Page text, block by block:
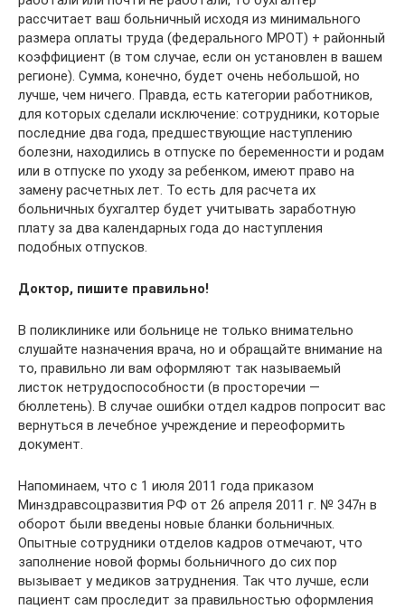
рассчитает ваш больничный исходя из минимального
размера оплаты труда (федерального МРОТ) + районный
коэффициент (в том случае, если он установлен в вашем
регионе). Сумма, конечно, будет очень небольшой, но
лучше, чем ничего. Правда, есть категории работников,
для которых сделали исключение: сотрудники, которые
последние два года, предшествующие наступлению
болезни, находились в отпуске по беременности и родам
или в отпуске по уходу за ребенком, имеют право на
замену расчетных лет. То есть для расчета их
больничных бухгалтер будет учитывать заработную
плату за два календарных года до наступления
подобных отпусков.
Доктор, пишите правильно!
В поликлинике или больнице не только внимательно
слушайте назначения врача, но и обращайте внимание на
то, правильно ли вам оформляют так называемый
листок нетрудоспособности (в просторечии —
бюллетень). В случае ошибки отдел кадров попросит вас
вернуться в лечебное учреждение и переоформить
документ.
Напоминаем, что с 1 июля 2011 года приказом
Минздравсоцразвития РФ от 26 апреля 2011 г. № 347н в
оборот были введены новые бланки больничных.
Опытные сотрудники отделов кадров отмечают, что
заполнение новой формы больничного до сих пор
вызывает у медиков затруднения. Так что лучше, если
пациент сам проследит за правильностью оформления